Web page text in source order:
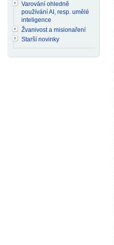
Varování ohledně
používání AI, resp. umělé
inteligence
Žvanivost a misionaření
Starší novinky